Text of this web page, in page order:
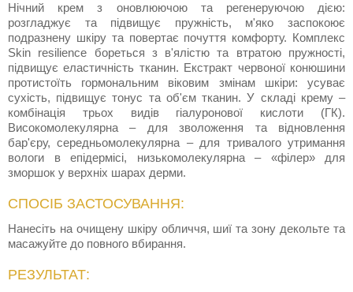
Нічний крем з оновлюючою та регенеруючою дією:
розгладжує та підвищує пружність, м'яко заспокоює
подразнену шкіру та повертає почуття комфорту. Комплекс
Skin resilience бореться з в'ялістю та втратою пружності,
підвищує еластичність тканин. Екстракт червоної конюшини
протистоїть гормональним віковим змінам шкіри: усуває
сухість, підвищує тонус та об'єм тканин. У складі крему –
комбінація трьох видів гіалуронової кислоти (ГК).
Високомолекулярна – для зволоження та відновлення
бар'єру, середньомолекулярна – для тривалого утримання
вологи в епідермісі, низькомолекулярна – «філер» для
зморшок у верхніх шарах дерми.
СПОСІБ ЗАСТОСУВАННЯ:
Нанесіть на очищену шкіру обличчя, шиї та зону декольте та
масажуйте до повного вбирання.
РЕЗУЛЬТАТ: